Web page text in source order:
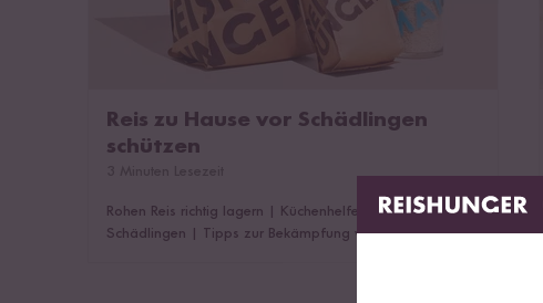
Reis zu Hause vor Schädlingen
schützen
Rohen Reis richtig lagern
Küchenhelfer zum Schutz vor
Schädlingen
Tipps zur Bekämpfung von Schädlingen,